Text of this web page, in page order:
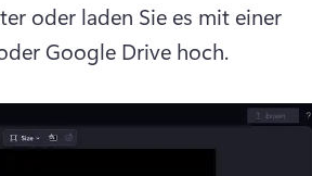
oder laden Sie es mit einer
Google Drive hoch.